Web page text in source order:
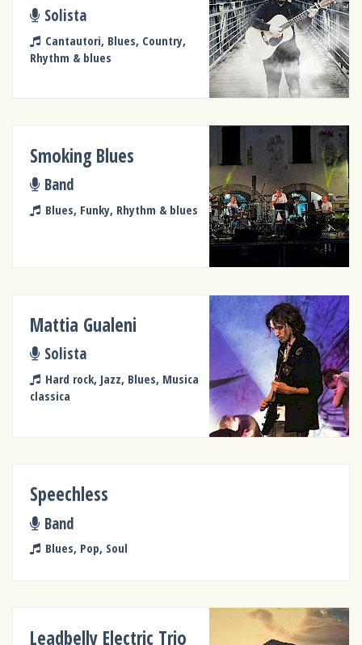
Solista
Cantautori, Blues, Country,
Rhythm & blues
Smoking Blues
Band
Blues, Funky, Rhythm & blues
Mattia Gualeni
Solista
Hard rock, Jazz, Blues, Musica
classica
Speechless
Band
Blues, Pop, Soul
Leadbelly Electric Trio